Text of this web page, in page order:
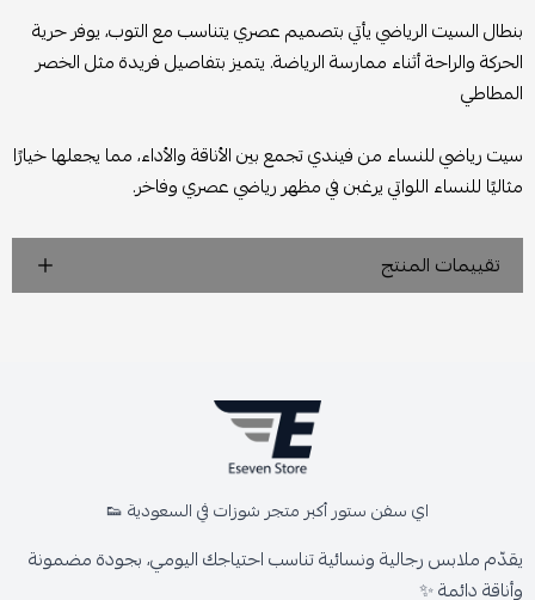
بنطال السيت الرياضي يأتي بتصميم عصري يتناسب مع التوب، يوفر حرية
الحركة والراحة أثناء ممارسة الرياضة. يتميز بتفاصيل فريدة مثل الخصر
المطاطي
سيت رياضي للنساء من فيندي تجمع بين الأناقة والأداء، مما يجعلها خيارًا
مثاليًا للنساء اللواتي يرغبن في مظهر رياضي عصري وفاخر.
تقييمات المنتج
اي سفن ستور أكبر متجر شوزات في السعودية 👟
يقدّم ملابس رجالية ونسائية تناسب احتياجك اليومي، بجودة مضمونة
وأناقة دائمة ✨